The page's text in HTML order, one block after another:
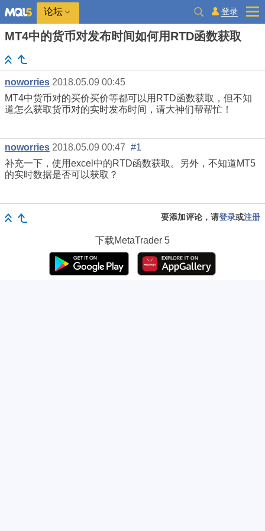
论坛 登录
MT4中的货币对发布时间如何用RTD函数获取
noworries 2018.05.09 00:45
MT4中货币对的买价买价等都可以用RTD函数获取，但不知
道怎么获取货币对的实时发布时间，请大神们帮帮忙！
noworries 2018.05.09 00:47 #1
补充一下，使用excel中的RTD函数获取。另外，不知道MT5
的实时数据是否可以获取？
要添加评论，请登录或注册
下载MetaTrader 5